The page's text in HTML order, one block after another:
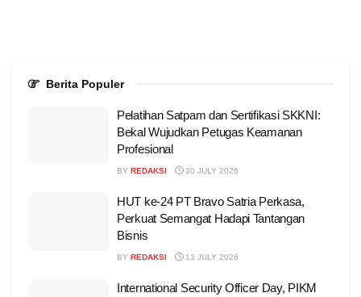
Berita Populer
Pelatihan Satpam dan Sertifikasi SKKNI:
Bekal Wujudkan Petugas Keamanan
Profesional
BY REDAKSI 30 JULY 2026
HUT ke-24 PT Bravo Satria Perkasa,
Perkuat Semangat Hadapi Tantangan
Bisnis
BY REDAKSI 13 JULY 2026
International Security Officer Day, PIKM